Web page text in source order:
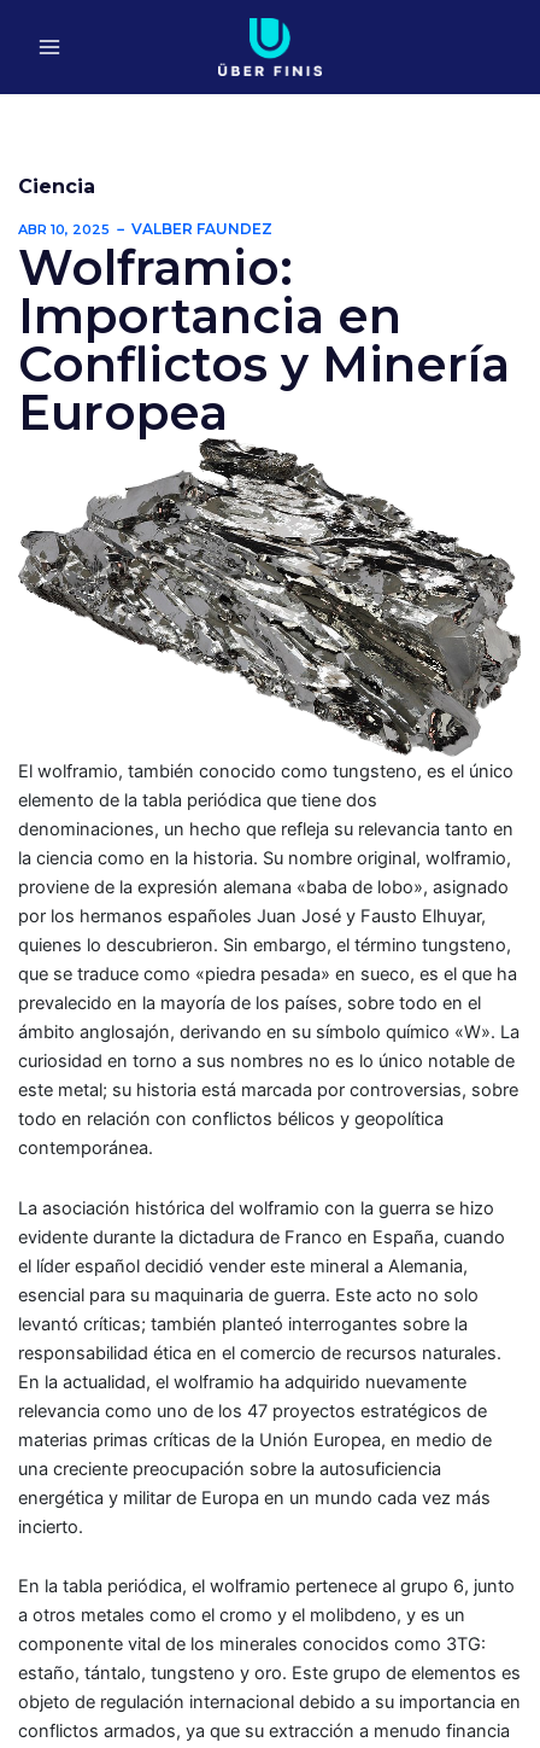
Ciencia
ABR 10, 2025 VALBER FAUNDEZ
Wolframio:
Importancia en
Conflictos y Minería
Europea
El wolframio, también conocido como tungsteno, es el único
elemento de la tabla periódica que tiene dos
denominaciones, un hecho que refleja su relevancia tanto en
la ciencia como en la historia. Su nombre original, wolframio,
proviene de la expresión alemana «baba de lobo», asignado
por los hermanos españoles Juan José y Fausto Elhuyar,
quienes lo descubrieron. Sin embargo, el término tungsteno,
que se traduce como «piedra pesada» en sueco, es el que ha
prevalecido en la mayoría de los países, sobre todo en el
ámbito anglosajón, derivando en su símbolo químico «W». La
curiosidad en torno a sus nombres no es lo único notable de
este metal; su historia está marcada por controversias, sobre
todo en relación con conflictos bélicos y geopolítica
contemporánea.
La asociación histórica del wolframio con la guerra se hizo
evidente durante la dictadura de Franco en España, cuando
el líder español decidió vender este mineral a Alemania,
esencial para su maquinaria de guerra. Este acto no solo
levantó críticas; también planteó interrogantes sobre la
responsabilidad ética en el comercio de recursos naturales.
En la actualidad, el wolframio ha adquirido nuevamente
relevancia como uno de los 47 proyectos estratégicos de
materias primas críticas de la Unión Europea, en medio de
una creciente preocupación sobre la autosuficiencia
energética y militar de Europa en un mundo cada vez más
incierto.
En la tabla periódica, el wolframio pertenece al grupo 6, junto
a otros metales como el cromo y el molibdeno, y es un
componente vital de los minerales conocidos como 3TG:
estaño, tántalo, tungsteno y oro. Este grupo de elementos es
objeto de regulación internacional debido a su importancia en
conflictos armados, ya que su extracción a menudo financia